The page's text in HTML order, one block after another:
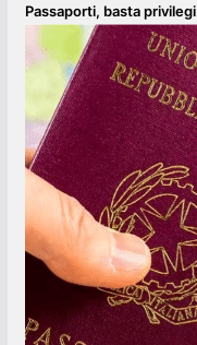
Passaporti, basta privilegi